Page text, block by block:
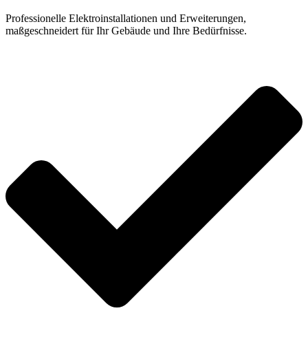
Professionelle Elektroinstallationen und Erweiterungen,
maßgeschneidert für Ihr Gebäude und Ihre Bedürfnisse.